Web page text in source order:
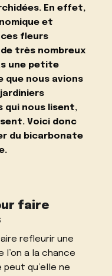
En effet,
et
fleurs
très nombreux
une petite
que nous avions
qui nous lisent,
Voici donc
du bicarbonate
faire
refleurir une
l’on a la chance
peut qu’elle ne